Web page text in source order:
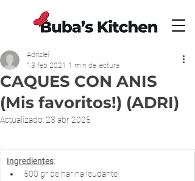
CAQUES CON ANIS
(Mis favoritos!) (ADRI)
Adrizlei
13 feb 2021 1 min de lectura
Actualizado:23 abr 2025
Ingredientes:​
500 gr de harina leudante